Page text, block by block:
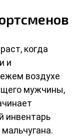
когда
и
воздухе
мужчины,
инвентарь